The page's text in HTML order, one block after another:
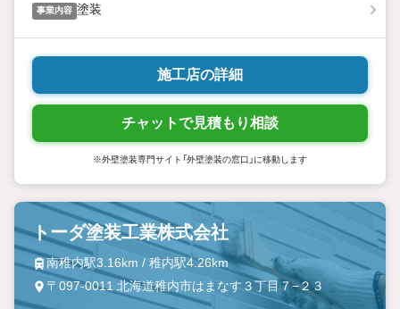
事業内容 塗装
施工店の詳細
チャットで見積もり相談
※外壁塗装専門サイト「外壁塗装の窓口」に移動します
トーダ塗装工業株式会社
南稚内駅3.16km / 稚内駅4.26km
〒097-0011 北海道稚内市はまなす３丁目７−２３